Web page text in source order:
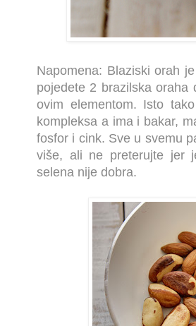
Napomena: Blaziski orah
pojedete 2 brazilska oraha
ovim elementom. Isto
kompleksa a ima i bakar,
fosfor i cink. Sve u svemu
više, ali ne preterujte jer
selena nije dobra.